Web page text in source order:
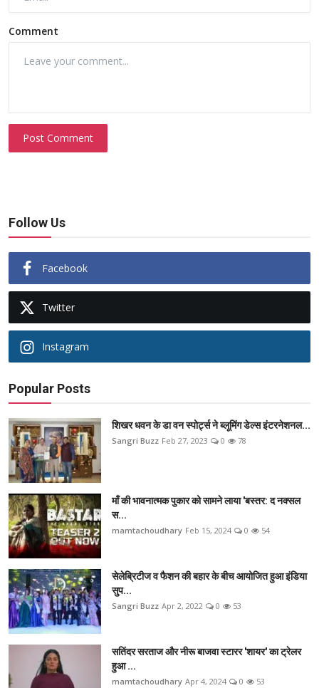
Comment
Post Comment
Follow Us
Facebook
Twitter
Instagram
Popular Posts
शिखर धवन के डा वन स्पोर्ट्स ने ब्लूमिंग डेल्स इंटरनेशनल...
Sangri Buzz Feb 27, 2023 0 78
माँ की भावनात्मक पुकार को सामने लाया 'बस्तर: द नक्सल
स...
mamtachoudhary Feb 15, 2024 0 54
सेलेब्रिटीज व फैशन की बहार के बीच आयोजित हुआ इंडिया
सुप...
Sangri Buzz Apr 2, 2022 0 53
सतिंदर सरताज और नीरू बाजवा स्टारर 'शायर' का ट्रेलर
हुआ ...
mamtachoudhary Apr 4, 2024 0 53